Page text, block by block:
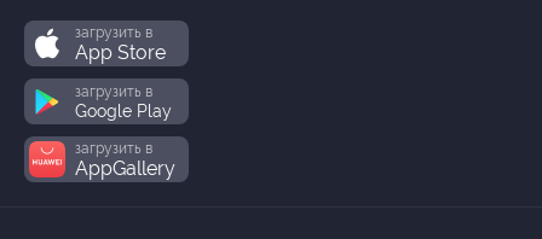
загрузить в
App Store
загрузить в
Google Play
загрузить в
AppGallery